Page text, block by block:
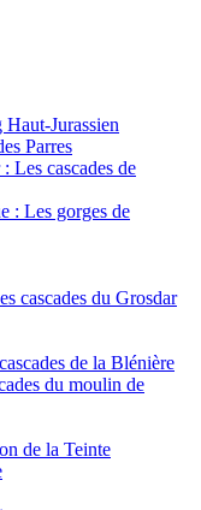
Jurassien
Parres
Les cascades de
: Les gorges de
cascades du Grosdar
de la Blénière
du moulin de
de la Teinte